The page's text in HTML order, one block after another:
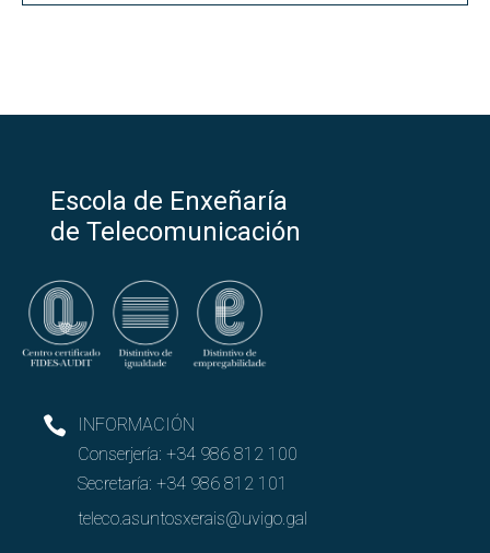
Escola de Enxeñaría
de Telecomunicación
INFORMACIÓN
Conserjería: +34 986 812 100
Secretaría: +34 986 812 101
teleco.asuntosxerais@uvigo.gal